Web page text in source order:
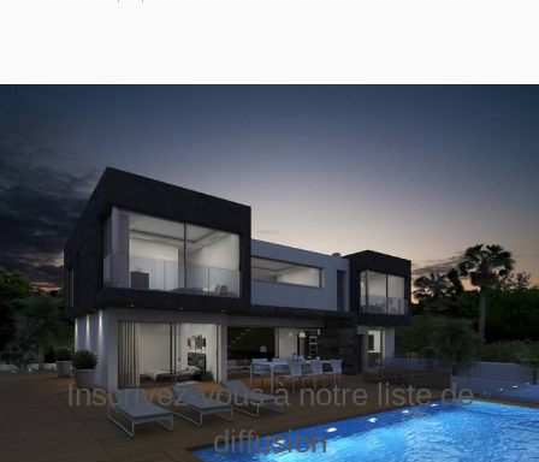
Inscrivez-vous à notre liste de
diffusion